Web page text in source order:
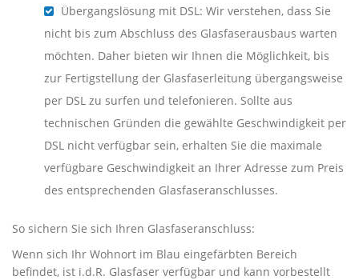
Übergangslösung mit DSL: Wir verstehen, dass Sie
nicht bis zum Abschluss des Glasfaserausbaus warten
möchten. Daher bieten wir Ihnen die Möglichkeit, bis
zur Fertigstellung der Glasfaserleitung übergangsweise
per DSL zu surfen und telefonieren. Sollte aus
technischen Gründen die gewählte Geschwindigkeit per
DSL nicht verfügbar sein, erhalten Sie die maximale
verfügbare Geschwindigkeit an Ihrer Adresse zum Preis
des entsprechenden Glasfaseranschlusses.
So sichern Sie sich Ihren Glasfaseranschluss:
Wenn sich Ihr Wohnort im Blau eingefärbten Bereich
befindet, ist i.d.R. Glasfaser verfügbar und kann vorbestellt